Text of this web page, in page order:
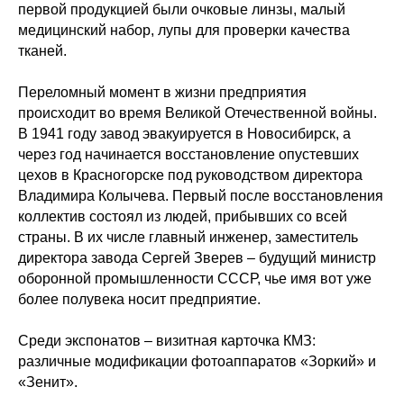
первой продукцией были очковые линзы, малый
медицинский набор, лупы для проверки качества
тканей.
Переломный момент в жизни предприятия
происходит во время Великой Отечественной войны.
В 1941 году завод эвакуируется в Новосибирск, а
через год начинается восстановление опустевших
цехов в Красногорске под руководством директора
Владимира Колычева. Первый после восстановления
коллектив состоял из людей, прибывших со всей
страны. В их числе главный инженер, заместитель
директора завода Сергей Зверев – будущий министр
оборонной промышленности СССР, чье имя вот уже
более полувека носит предприятие.
Среди экспонатов – визитная карточка КМЗ:
различные модификации фотоаппаратов «Зоркий» и
«Зенит».